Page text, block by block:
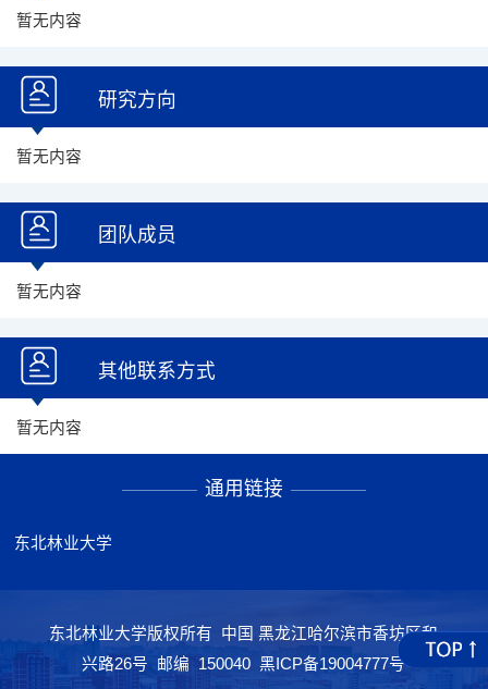
暂无内容
研究方向
暂无内容
团队成员
暂无内容
其他联系方式
暂无内容
通用链接
东北林业大学
东北林业大学版权所有 中国 黑龙江哈尔滨市香坊区和
兴路26号 邮编 150040 黑ICP备19004777号